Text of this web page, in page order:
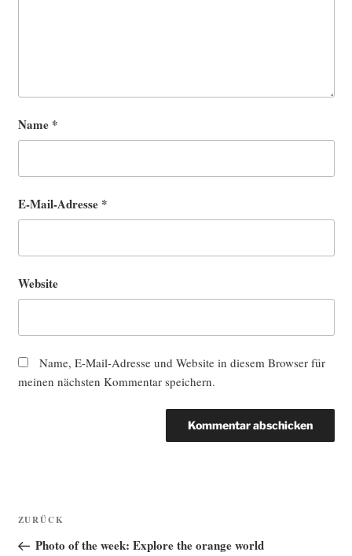
Name *
E-Mail-Adresse *
Website
Name, E-Mail-Adresse und Website in diesem Browser für
meinen nächsten Kommentar speichern.
Beitragsnavigation
Vorheriger
Beitrag
ZURÜCK
Photo of the week: Explore the orange world